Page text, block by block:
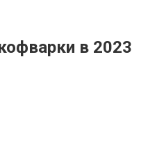
в 2023